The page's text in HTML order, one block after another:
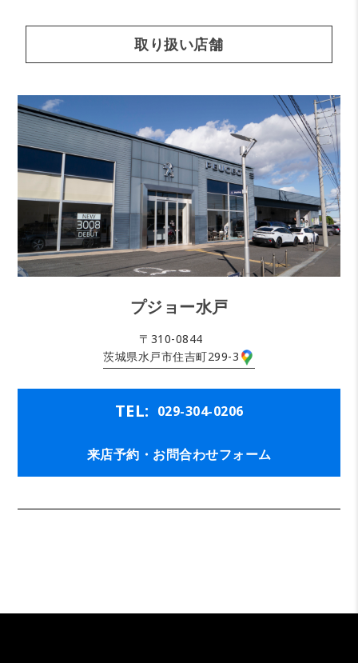
取り扱い店舗
プジョー水戸
〒310-0844
茨城県水戸市住吉町299-3
TEL: 029-304-0206
来店予約・お問合わせフォーム